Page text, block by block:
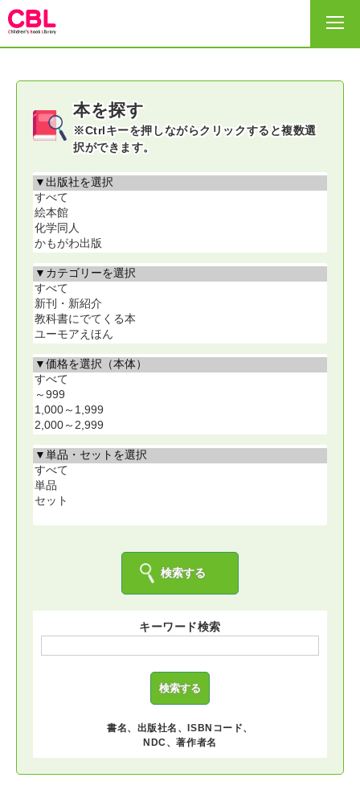
選書リスト
出版社・事務局
サイトの利用の仕方
ヘルプ
お問い合わせ
ログイン
本を探す
※Ctrlキーを押しながらクリックすると複数選
択ができます。
キーワード検索
書名、出版社名、ISBNコード、
NDC、著作者名